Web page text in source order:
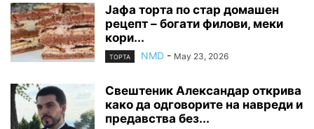
Јафа торта по стар домашен
рецепт – богати филови, меки
кори...
ТОРТА NMD - May 23, 2026
Свештеник Александар открива
како да одговорите на навреди и
предавства без...